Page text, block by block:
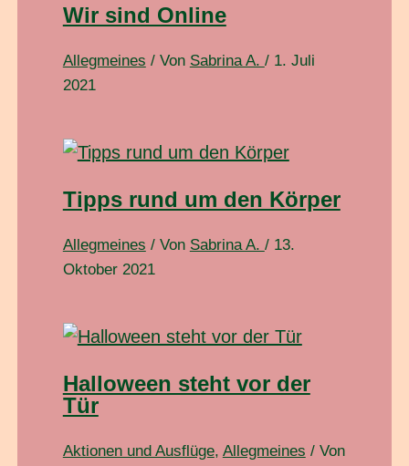
Wir sind Online
Allegmeines / Von Sabrina A. / 1. Juli
2021
Tipps rund um den Körper
Allegmeines / Von Sabrina A. / 13.
Oktober 2021
Halloween steht vor der
Tür
Aktionen und Ausflüge, Allegmeines / Von